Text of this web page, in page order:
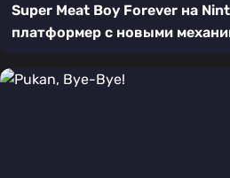
Super Meat Boy Forever на
платформер с новыми